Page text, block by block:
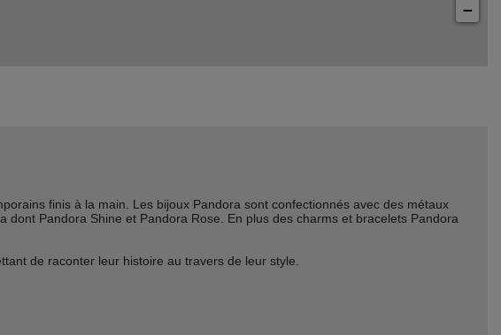
−
finis à la main. Les bijoux Pandora sont confectionnés avec des métaux
Pandora Shine et Pandora Rose. En plus des charms et bracelets Pandora
de raconter leur histoire au travers de leur style.